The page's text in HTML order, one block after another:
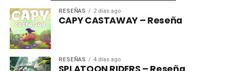
RESEÑAS 2 días ago
CAPY CASTAWAY – Reseña
RESEÑAS 4 días ago